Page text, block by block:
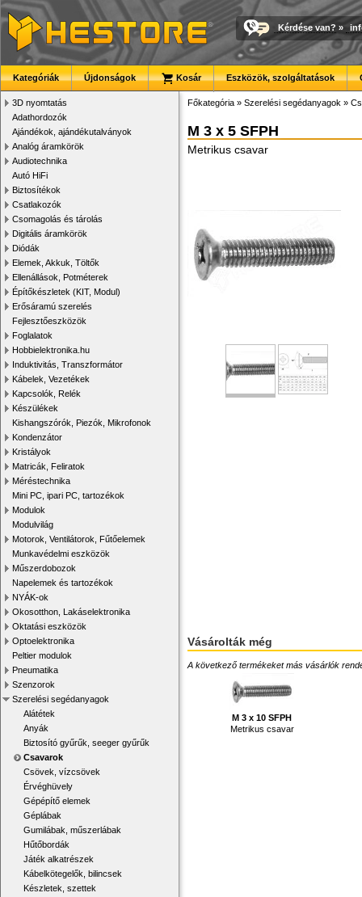
Kérdése van? »
Kategóriák Újdonságok Kosár Eszközök, szolgáltatások
3D nyomtatás
Adathordozók
Ajándékok, ajándékutalványok
Analóg áramkörök
Audiotechnika
Autó HiFi
Biztosítékok
Csatlakozók
Csomagolás és tárolás
Digitális áramkörök
Diódák
Elemek, Akkuk, Töltők
Ellenállások, Potméterek
Építőkészletek (KIT, Modul)
Erősáramú szerelés
Fejlesztőeszközök
Foglalatok
Hobbielektronika.hu
Induktivitás, Transzformátor
Kábelek, Vezetékek
Kapcsolók, Relék
Készülékek
Kishangszórók, Piezók, Mikrofonok
Kondenzátor
Kristályok
Matricák, Feliratok
Méréstechnika
Mini PC, ipari PC, tartozékok
Modulok
Modulvilág
Motorok, Ventilátorok, Fűtőelemek
Munkavédelmi eszközök
Műszerdobozok
Napelemek és tartozékok
NYÁK-ok
Okosotthon, Lakáselektronika
Oktatási eszközök
Optoelektronika
Peltier modulok
Pneumatika
Szenzorok
Szerelési segédanyagok
Alátétek
Anyák
Biztosító gyűrűk, seeger gyűrűk
Csavarok
Csövek, vízcsövek
Érvéghüvely
Gépépítő elemek
Géplábak
Gumilábak, műszerlábak
Hűtőbordák
Játék alkatrészek
Kábelkötegelők, bilincsek
Készletek, szettek
Főkategória » Szerelési segédanyagok »
M 3 x 5 SFPH
Metrikus csavar
Vásárolták még
A következő termékeket más vásárlók
M 3 x 10 SFPH
Metrikus csavar